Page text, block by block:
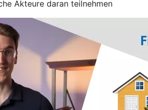
Akteure daran teilnehmen